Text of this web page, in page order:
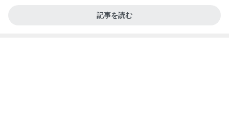
記事を読む